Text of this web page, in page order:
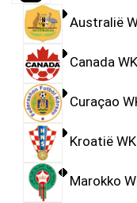
Australië
Canada
Curaçao
Kroatië
Marokko